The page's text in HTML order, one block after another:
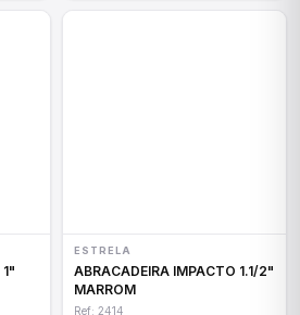
ESTRELA
ABRACADEIRA IMPACTO 1.1/2"
MARROM
Ref: 2414